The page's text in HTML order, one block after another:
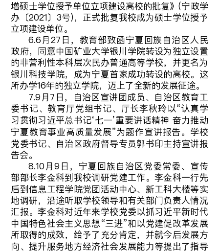
增硕士学位授予单位立项建设高校的批复》(宁政学
办〔2021〕3号)，正式批复我校成为硕士学位授予
立项建设单位。
6.6月27日，教育部致函宁夏回族自治区人民
政府，同意中国矿业大学银川学院转设为独立设置
的非营利性本科层次民办普通高等学校，并更名为
银川科技学院，成为宁夏首家成功转设的高校。这
所办学16年的独立学院，迈上了全新的发展征途。
7.9月7日，自治区宣讲团成员、自治区教育工
委书记、教育厅党组书记、厅长李秋玲以“认真学
习贯彻习近平总书记‘七一’重要讲话精神 奋力推动
宁夏教育事业高质量发展”为题作宣讲报告。学校
党委书记、自治区政府督导专员郭书印主持宣讲报
告会。
8.10月9日，宁夏回族自治区党委常委、宣传
部部长李金科到我校调研党建工作。李金科一行先
后到信息工程学院党团活动中心、新工科大楼等实
地调研，沿途听取学校领导和有关部门负责人情况
汇报。李金科对近年来学校党委以抓习近平新时代
中国特色社会主义思想“三进”和以党建促改革发展
所取得的成效，给予了充分肯定，并就今后发展方
向、提升服务地方经济社会发展能力等提出了指导